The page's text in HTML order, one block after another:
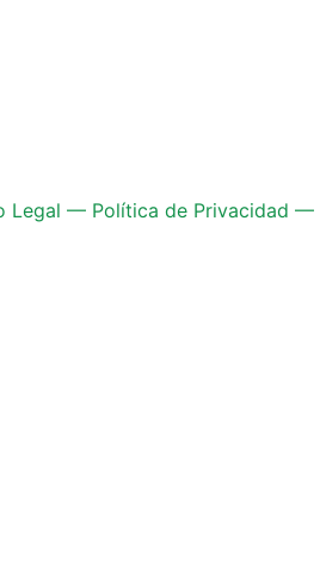
Legal — Política de Privacidad —